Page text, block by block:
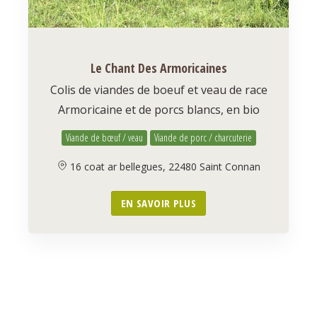
Le Chant Des Armoricaines
Colis de viandes de boeuf et veau de race
Armoricaine et de porcs blancs, en bio
Viande de bœuf / veau Viande de porc / charcuterie
16 coat ar bellegues, 22480 Saint Connan
EN SAVOIR PLUS